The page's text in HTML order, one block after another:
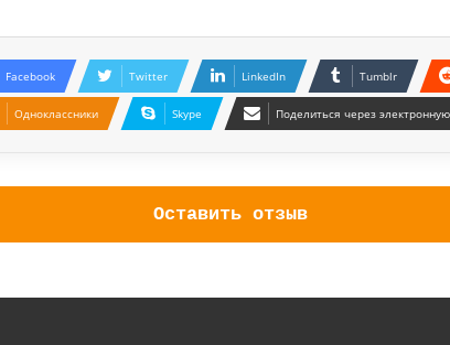
Facebook Twitter LinkedIn Tumblr
Одноклассники Skype Поделиться через
Оставить отзыв